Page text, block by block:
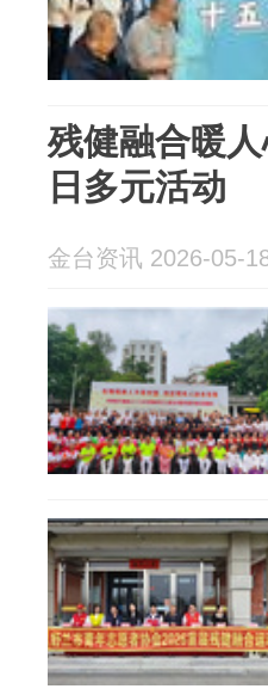
残健融合暖
日多元活动
金台资讯 2026-05-